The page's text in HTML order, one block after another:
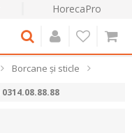
HorecaPro
Borcane și sticle
0314.08.88.88